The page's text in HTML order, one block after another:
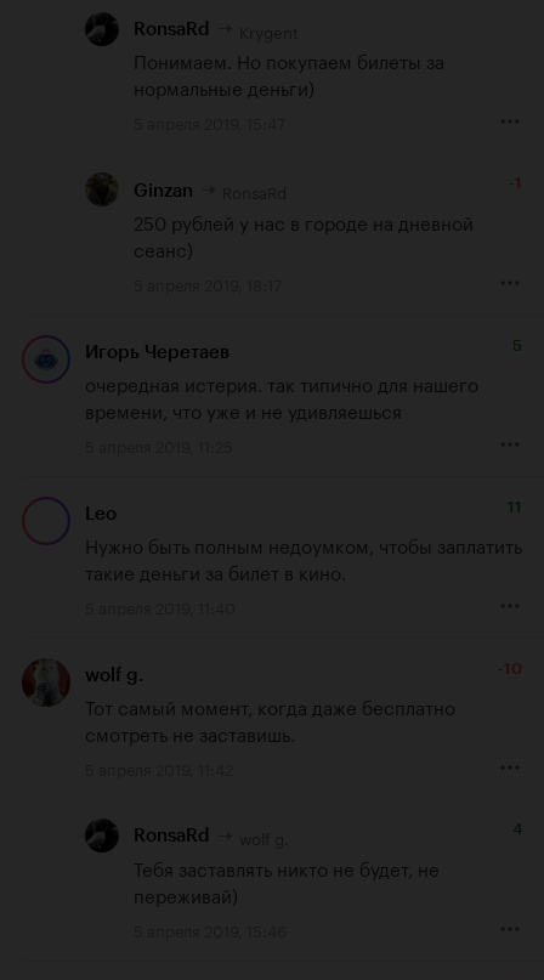
RonsaRd
Понимаем. Но покупаем билеты за
нормальные деньги)
Ginzan -1
250 рублей у нас в городе на дневной
сеанс)
Игорь Черетаев 5
очередная истерия. так типично для нашего
времени, что уже и не удивляешься
Leo 11
Нужно быть полным недоумком, чтобы заплатить
такие деньги за билет в кино.
wolf g. -10
Тот самый момент, когда даже бесплатно
смотреть не заставишь.
RonsaRd 4
Тебя заставлять никто не будет, не
переживай)